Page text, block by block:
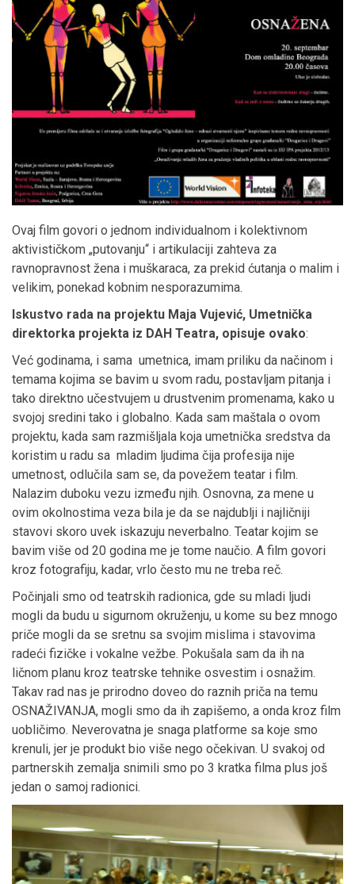
Ovaj film govori o jednom individualnom i kolektivnom
aktivističkom „putovanju“ i artikulaciji zahteva za
ravnopravnost žena i muškaraca, za prekid ćutanja o malim i
velikim, ponekad kobnim nesporazumima.
Iskustvo rada na projektu Maja Vujević, Umetnička
direktorka projekta iz DAH Teatra, opisuje ovako:
Već godinama, i sama umetnica, imam priliku da načinom i
temama kojima se bavim u svom radu, postavljam pitanja i
tako direktno učestvujem u drustvenim promenama, kako u
svojoj sredini tako i globalno. Kada sam maštala o ovom
projektu, kada sam razmišljala koja umetnička sredstva da
koristim u radu sa mladim ljudima čija profesija nije
umetnost, odlučila sam se, da povežem teatar i film.
Nalazim duboku vezu između njih. Osnovna, za mene u
ovim okolnostima veza bila je da se najdublji i najličniji
stavovi skoro uvek iskazuju neverbalno. Teatar kojim se
bavim više od 20 godina me je tome naučio. A film govori
kroz fotografiju, kadar, vrlo često mu ne treba reč.
Počinjali smo od teatrskih radionica, gde su mladi ljudi
mogli da budu u sigurnom okruženju, u kome su bez mnogo
priče mogli da se sretnu sa svojim mislima i stavovima
radeći fizičke i vokalne vežbe. Pokušala sam da ih na
ličnom planu kroz teatrske tehnike osvestim i osnažim.
Takav rad nas je prirodno doveo do raznih priča na temu
OSNAŽIVANJA, mogli smo da ih zapišemo, a onda kroz film
uobličimo. Neverovatna je snaga platforme sa koje smo
krenuli, jer je produkt bio više nego očekivan. U svakoj od
partnerskih zemalja snimili smo po 3 kratka filma plus još
jedan o samoj radionici.